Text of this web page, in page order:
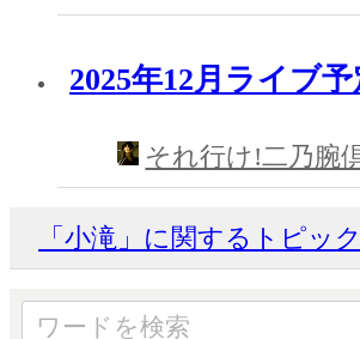
2025年12月ライブ予
それ行け!二乃腕
「小滝」に関するトピッ